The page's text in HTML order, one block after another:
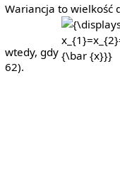
Wariancja to wielkość
wtedy, gdy {\bar {x}}}
62).